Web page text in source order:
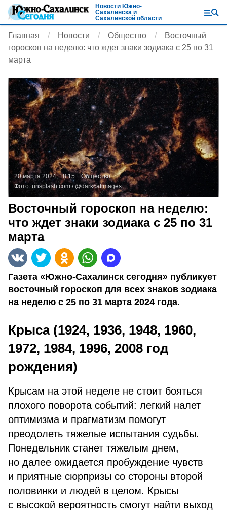
Новости Южно-
Сахалинска и
Сахалинской области
Главная Новости Общество
Восточный
гороскоп на неделю: что ждет знаки зодиака с 25 по 31
марта
20 марта 2024, 18:15
Общество
Фото: unsplash.com / @darkcatimages
Восточный гороскоп на неделю:
что ждет знаки зодиака с 25 по 31
марта
Газета «Южно-Сахалинск сегодня» публикует
восточный гороскоп для всех знаков зодиака
на неделю с 25 по 31 марта 2024 года.
Крыса (1924, 1936, 1948, 1960,
1972, 1984, 1996, 2008 год
рождения)
Крысам на этой неделе не стоит бояться
плохого поворота событий: легкий налет
оптимизма и прагматизм помогут
преодолеть тяжелые испытания судьбы.
Понедельник станет тяжелым днем,
но далее ожидается пробуждение чувств
и приятные сюрпризы со стороны второй
половинки и людей в целом. Крысы
с высокой вероятность смогут найти выход